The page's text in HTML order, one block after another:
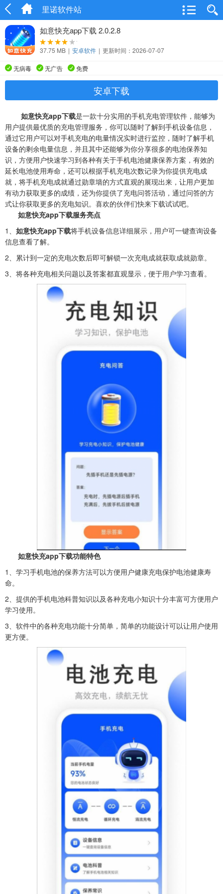
里诺软件站
如意快充app下载 2.0.2.8
37.75 MB | 安卓软件 | 更新时间：2026-07-07
无病毒 无广告 免费
安卓下载
如意快充app下载是一款十分实用的手机充电管理软件，能够为
用户提供最优质的充电管理服务，你可以随时了解到手机设备信息，
通过它用户可以对手机充电的电量情况实时进行监控，随时了解手机
设备的剩余电量信息，并且其中还能够为你分享很多的电池保养知
识，方便用户快速学习到各种有关于手机电池健康保养方案，有效的
延长电池使用寿命，还可以根据手机充电次数记录为你提供充电成
就，将手机充电成就通过勋章墙的方式直观的展现出来，让用户更加
有动力获取更多的成绩，还为你提供了充电问答活动，通过问答的方
式让你获取更多的充电知识。喜欢的伙伴们快来下载试试吧。
如意快充app下载服务亮点
1、 如意快充app下载将手机设备信息详细展示，用户可一键查询设备
信息查看了解。
2、累计到一定的充电次数后即可解锁一次充电成就获取成就勋章。
3、将各种充电相关问题以及答案都直观显示，便于用户学习查看。
如意快充app下载功能特色
1、学习手机电池的保养方法可以方便用户健康充电保护电池健康寿
命。
2、提供的手机电池科普知识以及各种充电小知识十分丰富可方便用户
学习使用。
3、软件中的各种充电功能十分简单，简单的功能设计可以让用户使用
更方便。